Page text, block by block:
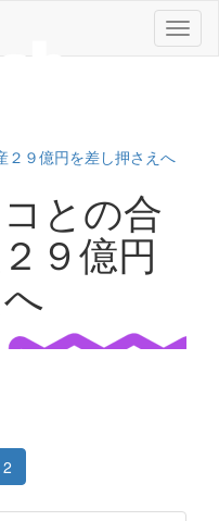
メ
ニ
２９億円を差し押さえへ
との合
９億円
2